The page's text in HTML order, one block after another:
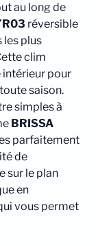
au long de
réversible
les plus
clim
pour
saison.
simples à
BRISSA
parfaitement
de
sur le plan
en
vous permet